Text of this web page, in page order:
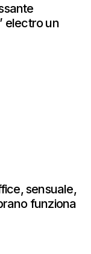
electro un
sensuale,
funziona